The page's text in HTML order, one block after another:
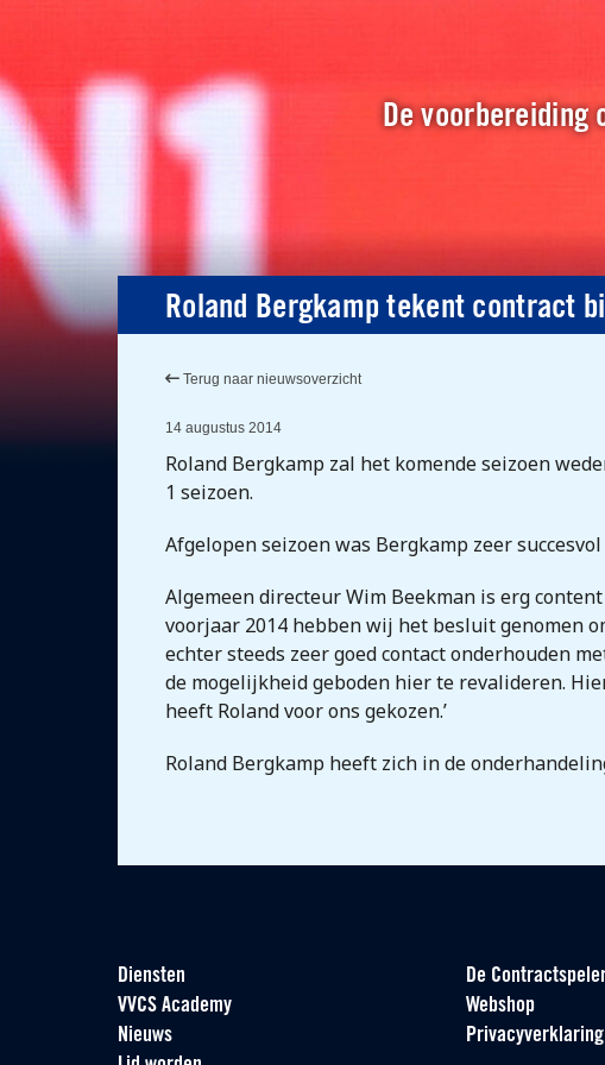
De voorbereiding
Roland Bergkamp tekent contract
Terug naar nieuwsoverzicht
14 augustus 2014
Roland Bergkamp zal het komende seizoen
1 seizoen.
Afgelopen seizoen was Bergkamp zeer
Algemeen directeur Wim Beekman is erg
voorjaar 2014 hebben wij het besluit genomen
echter steeds zeer goed contact onderhouden
de mogelijkheid geboden hier te revalideren.
heeft Roland voor ons gekozen.’
Roland Bergkamp heeft zich in de
Diensten
VVCS Academy
Nieuws
De
Webshop
Privacyverklaring